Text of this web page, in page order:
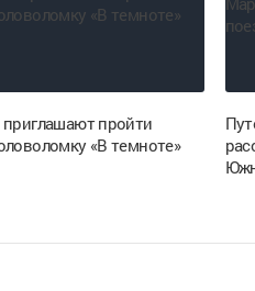
пройти
«В темноте»